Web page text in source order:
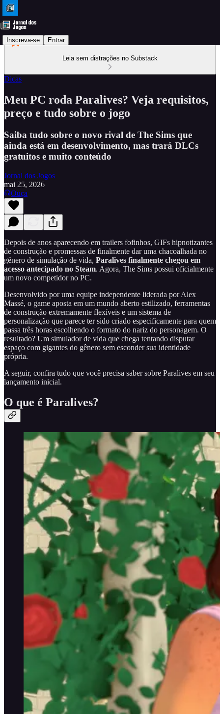
Inscreva-se Entrar
Leia sem distrações no Substack
Dicas
Meu PC roda Paralives? Veja requisitos,
preço e tudo sobre o jogo
Saiba tudo sobre o novo rival de The Sims que
ainda está em desenvolvimento, mas trará DLCs
gratuitos e muito conteúdo
Jornal dos Jogos
mai 25, 2026
Ouça
Depois de anos aparecendo em trailers fofinhos, GIFs hipnotizantes
de construção e promessas de finalmente dar uma chacoalhada no
gênero de simulação de vida, Paralives finalmente chegou em
acesso antecipado no Steam. Agora, The Sims possui oficialmente
um novo competidor no PC.
Desenvolvido por uma equipe independente liderada por Alex
Massé, o game aposta em um mundo aberto estilizado, ferramentas
de construção extremamente flexíveis e um sistema de
personalização que parece ter sido criado especificamente para quem
passa três horas escolhendo o formato do nariz do personagem. O
resultado? Um simulador de vida que chega tentando disputar
espaço com gigantes do gênero sem esconder sua identidade
própria.
A seguir, confira tudo que você precisa saber sobre Paralives em seu
lançamento inicial.
O que é Paralives?